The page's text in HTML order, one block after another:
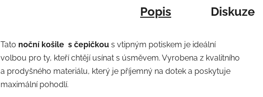
Popis Diskuze
Tato noční košile s čepičkou s vtipným potiskem je ideální
volbou pro ty, kteří chtějí usínat s úsměvem. Vyrobena z kvalitního
a prodyšného materiálu, který je příjemný na dotek a poskytuje
maximální pohodlí.